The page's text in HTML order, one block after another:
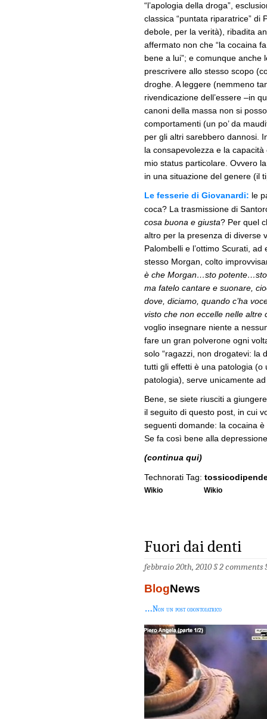
“l’apologia della droga”,
classica “puntata riparatrice” di
debole, per la verità), ribadita
affermato non che “la cocaina
bene a lui”; e comunque anche
prescrivere allo stesso scopo
droghe. A leggere (nemmeno
rivendicazione dell’essere –in
canoni della massa non si
comportamenti (un po’ da
per gli altri sarebbero dannosi.
la consapevolezza e la
mio status particolare. Ovvero
in una situazione del genere (il
Le fesserie di Giovanardi: le
coca? La trasmissione di
cosa buona e giusta? Per quel
altro per la presenza di diverse
Palombelli e l’ottimo Scurati,
stesso Morgan, colto
è che Morgan…sto
ma fatelo cantare e suonare,
dove, diciamo, quando c’ha
visto che non eccelle nelle altre
voglio insegnare niente a
fare un gran polverone ogni
solo “ragazzi, non drogatevi: la
tutti gli effetti è una patologia (o
patologia), serve unicamente
Bene, se siete riusciti a
il seguito di questo post, in cui
seguenti domande: la cocaina
Se fa così bene alla
(continua qui)
Technorati Tag:
Wikio Wikio
Fuori dai denti
febbraio 20th, 2010 §2 comments
BlogNews
…non un post odontoiatrico